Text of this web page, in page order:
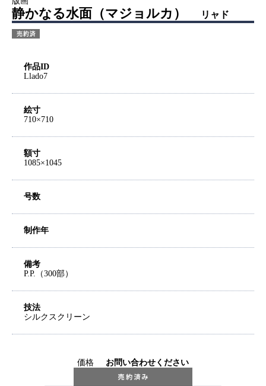
静かなる水面（マジョルカ） リャド
作品ID
Llado7
絵寸
710×710
額寸
1085×1045
号数
制作年
備考
P.P.（300部）
技法
シルクスクリーン
価格 お問い合わせください